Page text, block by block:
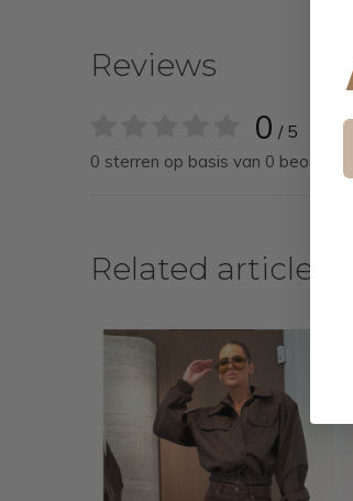
Reviews
0 / 5
0 sterren op basis van 0
Related articles